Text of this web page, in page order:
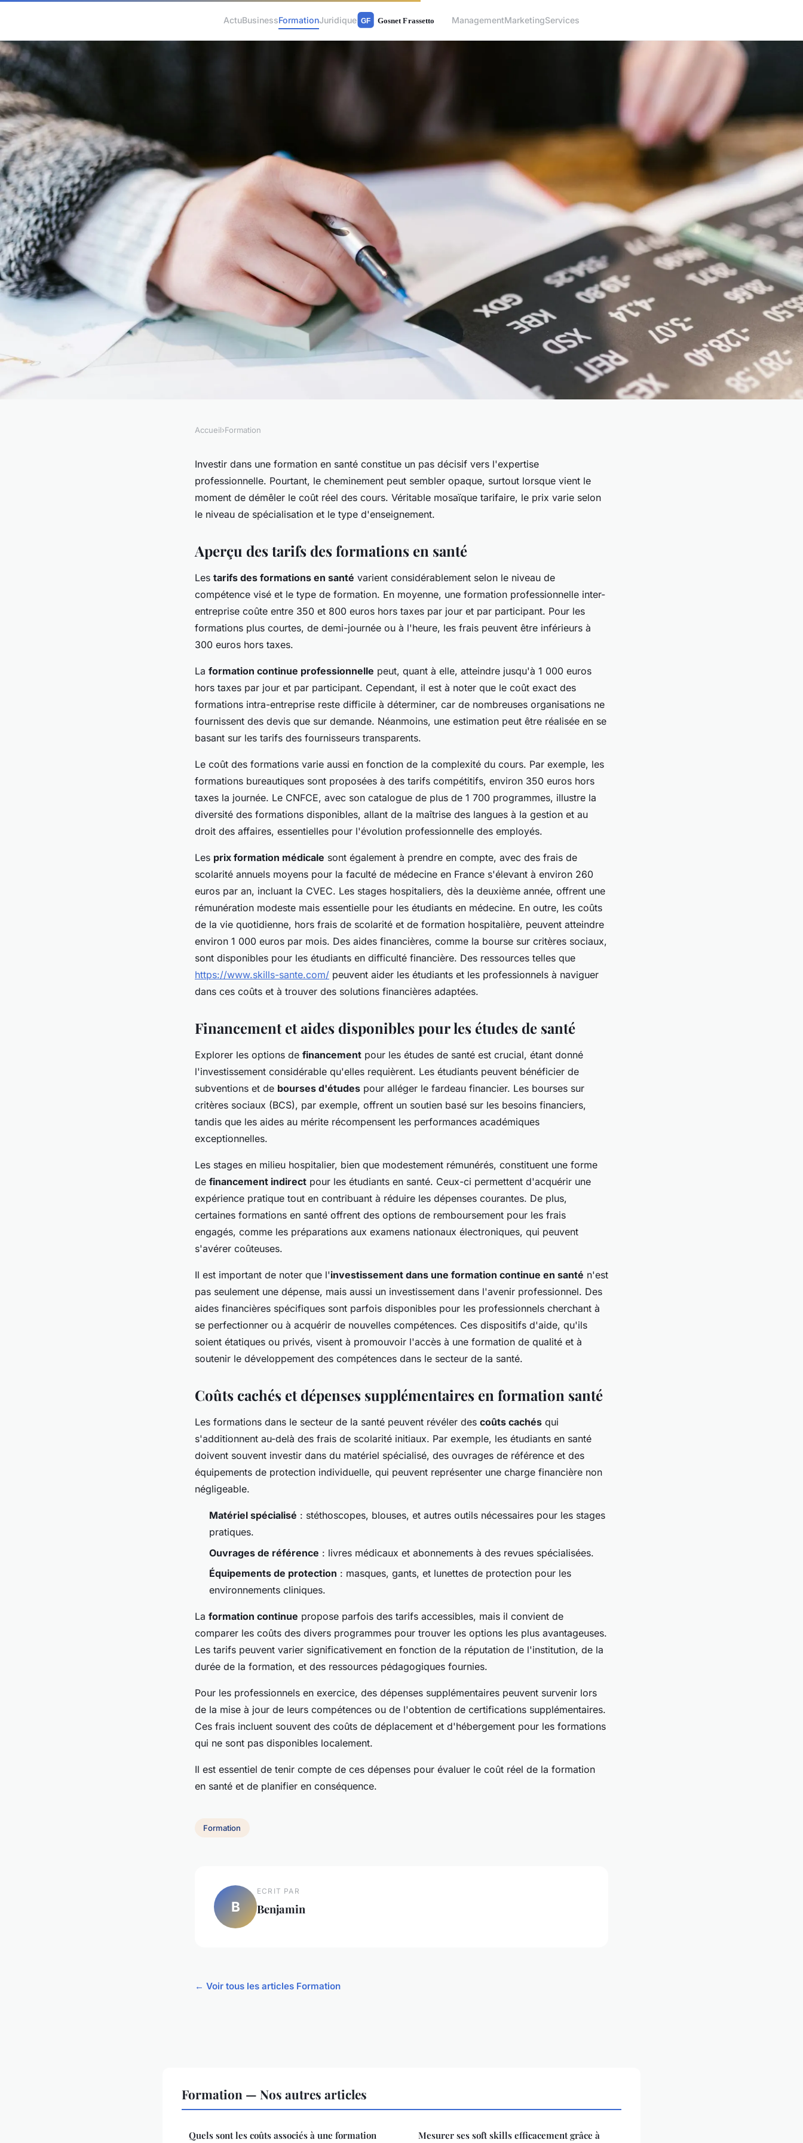
ActuBusinessFormationJuridique ManagementMarketingServices
Organisme de formation en santé :
combien coûte les cours qu'il propose
Accueil›Formation
Investir dans une formation en santé constitue un pas décisif vers l'expertise
professionnelle. Pourtant, le cheminement peut sembler opaque, surtout lorsque vient le
moment de démêler le coût réel des cours. Véritable mosaïque tarifaire, le prix varie selon
le niveau de spécialisation et le type d'enseignement.
Aperçu des tarifs des formations en santé
Les tarifs des formations en santé varient considérablement selon le niveau de
compétence visé et le type de formation. En moyenne, une formation professionnelle inter-
entreprise coûte entre 350 et 800 euros hors taxes par jour et par participant. Pour les
formations plus courtes, de demi-journée ou à l'heure, les frais peuvent être inférieurs à
300 euros hors taxes.
La formation continue professionnelle peut, quant à elle, atteindre jusqu'à 1 000 euros
hors taxes par jour et par participant. Cependant, il est à noter que le coût exact des
formations intra-entreprise reste difficile à déterminer, car de nombreuses organisations ne
fournissent des devis que sur demande. Néanmoins, une estimation peut être réalisée en se
basant sur les tarifs des fournisseurs transparents.
Le coût des formations varie aussi en fonction de la complexité du cours. Par exemple, les
formations bureautiques sont proposées à des tarifs compétitifs, environ 350 euros hors
taxes la journée. Le CNFCE, avec son catalogue de plus de 1 700 programmes, illustre la
diversité des formations disponibles, allant de la maîtrise des langues à la gestion et au
droit des affaires, essentielles pour l'évolution professionnelle des employés.
Les prix formation médicale sont également à prendre en compte, avec des frais de
scolarité annuels moyens pour la faculté de médecine en France s'élevant à environ 260
euros par an, incluant la CVEC. Les stages hospitaliers, dès la deuxième année, offrent une
rémunération modeste mais essentielle pour les étudiants en médecine. En outre, les coûts
de la vie quotidienne, hors frais de scolarité et de formation hospitalière, peuvent atteindre
environ 1 000 euros par mois. Des aides financières, comme la bourse sur critères sociaux,
sont disponibles pour les étudiants en difficulté financière. Des ressources telles que
https://www.skills-sante.com/ peuvent aider les étudiants et les professionnels à naviguer
dans ces coûts et à trouver des solutions financières adaptées.
Financement et aides disponibles pour les études de santé
Explorer les options de financement pour les études de santé est crucial, étant donné
l'investissement considérable qu'elles requièrent. Les étudiants peuvent bénéficier de
subventions et de bourses d'études pour alléger le fardeau financier. Les bourses sur
critères sociaux (BCS), par exemple, offrent un soutien basé sur les besoins financiers,
tandis que les aides au mérite récompensent les performances académiques
exceptionnelles.
Les stages en milieu hospitalier, bien que modestement rémunérés, constituent une forme
de financement indirect pour les étudiants en santé. Ceux-ci permettent d'acquérir une
expérience pratique tout en contribuant à réduire les dépenses courantes. De plus,
certaines formations en santé offrent des options de remboursement pour les frais
engagés, comme les préparations aux examens nationaux électroniques, qui peuvent
s'avérer coûteuses.
Il est important de noter que l'investissement dans une formation continue en santé n'est
pas seulement une dépense, mais aussi un investissement dans l'avenir professionnel. Des
aides financières spécifiques sont parfois disponibles pour les professionnels cherchant à
se perfectionner ou à acquérir de nouvelles compétences. Ces dispositifs d'aide, qu'ils
soient étatiques ou privés, visent à promouvoir l'accès à une formation de qualité et à
soutenir le développement des compétences dans le secteur de la santé.
Coûts cachés et dépenses supplémentaires en formation santé
Les formations dans le secteur de la santé peuvent révéler des coûts cachés qui
s'additionnent au-delà des frais de scolarité initiaux. Par exemple, les étudiants en santé
doivent souvent investir dans du matériel spécialisé, des ouvrages de référence et des
équipements de protection individuelle, qui peuvent représenter une charge financière non
négligeable.
Matériel spécialisé : stéthoscopes, blouses, et autres outils nécessaires pour les stages
pratiques.
Ouvrages de référence : livres médicaux et abonnements à des revues spécialisées.
Équipements de protection : masques, gants, et lunettes de protection pour les
environnements cliniques.
La formation continue propose parfois des tarifs accessibles, mais il convient de
comparer les coûts des divers programmes pour trouver les options les plus avantageuses.
Les tarifs peuvent varier significativement en fonction de la réputation de l'institution, de la
durée de la formation, et des ressources pédagogiques fournies.
Pour les professionnels en exercice, des dépenses supplémentaires peuvent survenir lors
de la mise à jour de leurs compétences ou de l'obtention de certifications supplémentaires.
Ces frais incluent souvent des coûts de déplacement et d'hébergement pour les formations
qui ne sont pas disponibles localement.
Il est essentiel de tenir compte de ces dépenses pour évaluer le coût réel de la formation
en santé et de planifier en conséquence.
Formation
B
ECRIT PAR
Benjamin
← Voir tous les articles Formation
Formation — Nos autres articles
Quels sont les coûts associés à une formation
Mesurer ses soft skills efficacement grâce à